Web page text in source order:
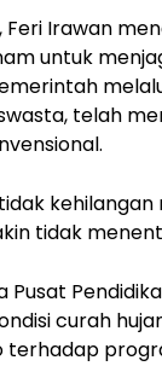
Feri Irawan
untuk
telah
tidak
Pusat
curah
terhadap